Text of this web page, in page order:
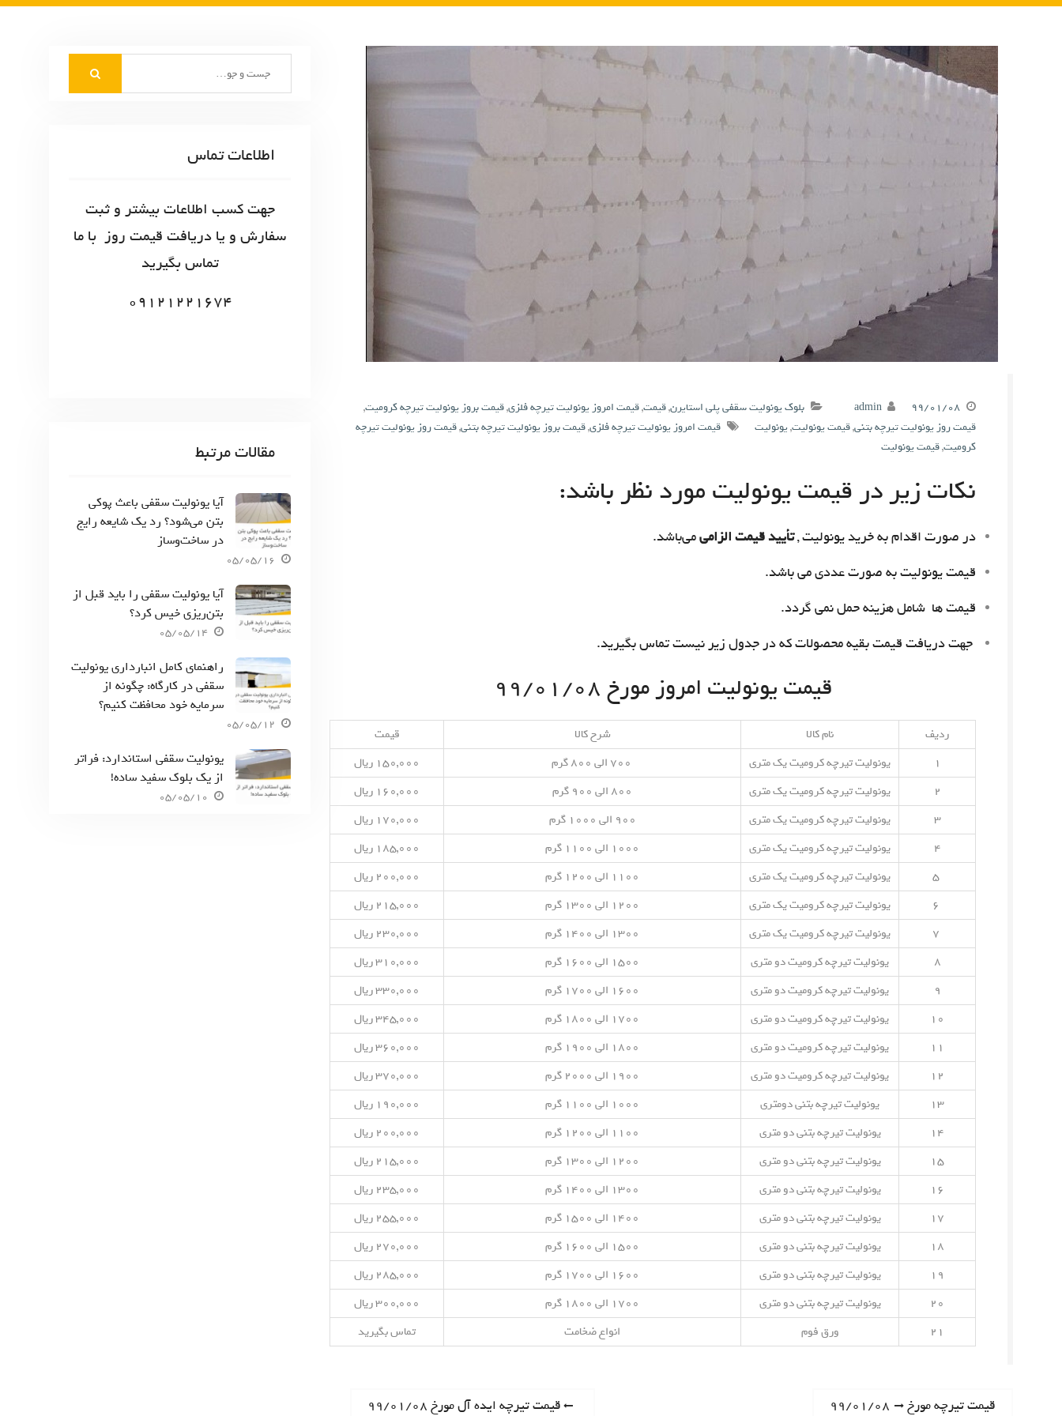
۹۹/۰۱/۰۸ admin بلوک یونولیت سقفی پلی استایرن,قیمت,قیمت امروز یونولیت تیرچه فلزی,قیمت بروز یونولیت تیرچه کرومیت,
قیمت روز یونولیت تیرچه بتنی,قیمت یونولیت,یونولیت قیمت امروز یونولیت تیرچه فلزی,قیمت بروز یونولیت تیرچه بتنی,قیمت روز یونولیت تیرچه
کرومیت,قیمت یونولیت
نکات زیر در قیمت یونولیت مورد نظر باشد:
در صورت اقدام به خرید یونولیت ,تأیید قیمت الزامیمی‌باشد.
قیمت یونولیت به صورت عددی می باشد.
قیمت ها شامل هزینه حمل نمی گردد.
جهت دریافت قیمت بقیه محصولات که در جدول زیر نیست تماس بگیرید.
قیمت یونولیت امروز مورخ ۹۹/۰۱/۰۸
ردیف نام کالا شرح کالا
قیمت
۱
یونولیت تیرچه کرومیت یک متری
۱۵۰,۰۰۰ ریال
۲
یونولیت تیرچه کرومیت یک متری ۸۰۰ الی ۹۰۰ گرم
۱۶۰,۰۰۰ ریال
۳
یونولیت تیرچه کرومیت یک متری ۹۰۰ الی ۱۰۰۰ گرم
۱۷۰,۰۰۰ ریال
۴
یونولیت تیرچه کرومیت یک متری ۱۰۰۰ الی ۱۱۰۰ گرم
۱۸۵,۰۰۰ ریال
یونولیت تیرچه کرومیت یک متری ۱۱۰۰ الی ۱۲۰۰ گرم
۲۰۰,۰۰۰ ریال
یونولیت تیرچه کرومیت یک متری ۱۲۰۰ الی ۱۳۰۰ گرم
۲۱۵,۰۰۰ ریال
یونولیت تیرچه کرومیت یک متری ۱۳۰۰ الی ۱۴۰۰ گرم
۲۳۰,۰۰۰ ریال
۸
یونولیت تیرچه کرومیت دو متری ۱۵۰۰ الی ۱۶۰۰ گرم
۳۱۰,۰۰۰ ریال
۹
یونولیت تیرچه کرومیت دو متری ۱۶۰۰ الی ۱۷۰۰ گرم
۳۳۰,۰۰۰ ریال
۱۰
یونولیت تیرچه کرومیت دو متری ۱۷۰۰ الی ۱۸۰۰ گرم
۳۴۵,۰۰۰ ریال
۱۱
یونولیت تیرچه کرومیت دو متری ۱۸۰۰ الی ۱۹۰۰ گرم
۳۶۰,۰۰۰ ریال
۱۲
یونولیت تیرچه کرومیت دو متری ۱۹۰۰ الی ۲۰۰۰ گرم
۳۷۰,۰۰۰ ریال
۱۳
یونولیت تیرچه بتنی دومتری ۱۰۰۰ الی ۱۱۰۰ گرم
۱۹۰,۰۰۰ ریال
۱۴
یونولیت تیرچه بتنی دو متری ۱۱۰۰ الی ۱۲۰۰ گرم
۲۰۰,۰۰۰ ریال
۱۵
یونولیت تیرچه بتنی دو متری ۱۲۰۰ الی ۱۳۰۰ گرم
۲۱۵,۰۰۰ ریال
۱۶
یونولیت تیرچه بتنی دو متری ۱۳۰۰ الی ۱۴۰۰ گرم
۲۳۵,۰۰۰ ریال
۱۷
یونولیت تیرچه بتنی دو متری ۱۴۰۰ الی ۱۵۰۰ گرم
۲۵۵,۰۰۰ ریال
۱۸
یونولیت تیرچه بتنی دو متری ۱۵۰۰ الی ۱۶۰۰ گرم
۲۷۰,۰۰۰ ریال
۱۹
یونولیت تیرچه بتنی دو متری ۱۶۰۰ الی ۱۷۰۰ گرم
۲۸۵,۰۰۰ ریال
۲۰
یونولیت تیرچه بتنی دو متری ۱۷۰۰ الی ۱۸۰۰ گرم
۳۰۰,۰۰۰ ریال
۲۱
ورق فوم انواع ضخامت تماس بگیرید
P
قیمت تیرچه ایده آل مورخ ۹۹/۰۱/۰۸
N
قیمت تیرچه مورخ ۹۹/۰۱/۰۸
اطلاعات تماس
جهت کسب اطلاعات بیشتر و ثبت
سفارش و یا دریافت قیمت روز با ما
تماس بگیرید
09121221674
مقالات مرتبط
آیا یونولیت سقفی باعث پوکی
بتن می‌شود؟ رد یک شایعه رایج
در ساخت‌وساز
05/05/16
آیا یونولیت سقفی را باید قبل از
بتن‌ریزی خیس کرد؟
05/05/14
راهنمای کامل انبارداری یونولیت
سقفی در کارگاه: چگونه از
سرمایه خود محافظت کنیم؟
05/05/12
یونولیت سقفی استاندارد: فراتر
از یک بلوک سفید ساده!
05/05/10